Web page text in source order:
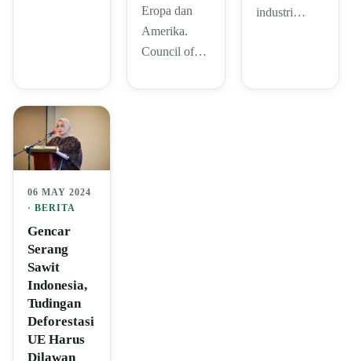
Eropa dan
Amerika.
Council of…
industri…
06 MAY 2024
· BERITA
Gencar
Serang
Sawit
Indonesia,
Tudingan
Deforestasi
UE Harus
Dilawan